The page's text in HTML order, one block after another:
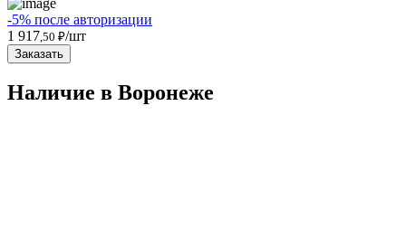
-5% после авторизации
1 917 ,50 ₽/шт
Заказать
Наличие в Воронежe